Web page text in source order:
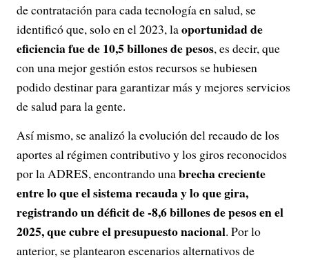
de contratación para cada tecnología en salud, se
identificó que, solo en el 2023, laoportunidad de
eficiencia fue de 10,5 billones de pesos, es decir, que
con una mejor gestión estos recursos se hubiesen
podido destinar para garantizar más y mejores servicios
de salud para la gente.
Así mismo, se analizó la evolución del recaudo de los
aportes al régimen contributivo y los giros reconocidos
por la ADRES, encontrando unabrecha creciente
entre lo que el sistema recauda y lo que gira,
registrando un déficit de -8,6 billones de pesos en el
2025, que cubre el presupuesto nacional. Por lo
anterior, se plantearon escenarios alternativos de